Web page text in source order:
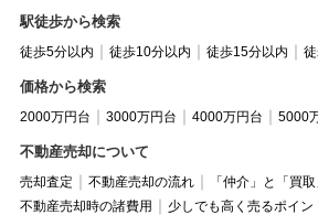
駅徒歩から検索
徒歩5分以内 徒歩10分以内 徒歩15分以内
価格から検索
2000万円台 3000万円台 4000万円台 5000
不動産売却について
売却査定 不動産売却の流れ
「仲介」と「買
不動産売却時の諸費用
少しでも高く売るポイン